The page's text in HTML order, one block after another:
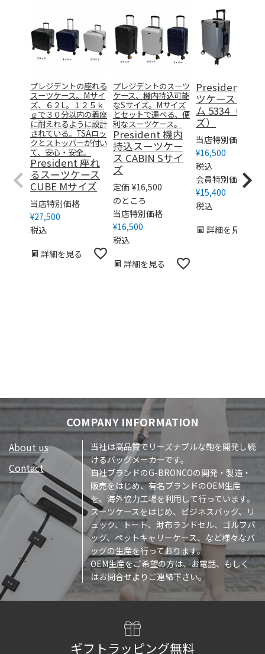
プレジデントの座れる
スーツケース。Mサイ
ズ、６２L。１２５ｋ
ｇで３０分以内の着座
に耐えれるように設計
されている。TSAロッ
クとストッパーが付い
て、安心・安全。
President 座れ
るスーツケース
CUBE Mサイズ
当店特別価格
¥27,500
税込
詳細を見る
プレジデントのスーツ
ケース、機内持込可能
なSサイズ。Mサイズ
とセットで運べる、便
利なスーツケース。
President 機内
持込スーツケー
ス CABIN Sサイ
ズ
定価 ¥16,500
のところ
当店特別価格
¥16,500
税込
詳細を見る
President スー
ツケース フレ
ム 5334（Sサイ
ズ）
当店特別価格
¥16,500
税込
会員特別価格
¥15,400
税込
詳細を見る
COMPANY INFORMATION
About us
Contact
当社は高品質でリーズナブルな鞄を開発し続
けるバッグメーカーです。
自社ブランドのG-BRONCOの開発・製造・
販売をはじめ、有名ブランドのOEM生産
を、海外協力工場を利用して行っています。
スーツケースをはじめ、ビジネスバッグ、リ
ュック、トート、財布ランドセル、ゴルフバ
ッグ、ペットキャリーケース、など様々なバ
ッグの生産を行っております。
OEM生産をご希望の方は、お電話、もしく
はお問合せよりご連絡下さい。
ギフトラッピング無料